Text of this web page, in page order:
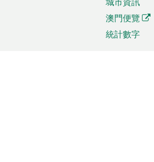
澳門便覽
統計數字